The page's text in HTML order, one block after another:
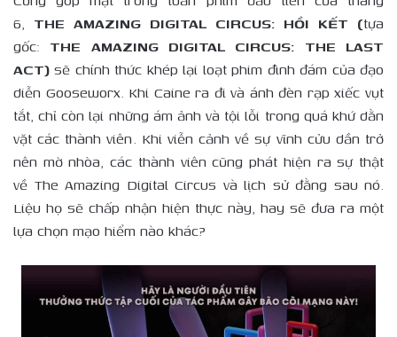
6, THE AMAZING DIGITAL CIRCUS: HỒI KẾT (tựa
gốc: THE AMAZING DIGITAL CIRCUS: THE LAST
ACT)sẽ chính thức khép lại loạt phim đình đám của đạo
diễn Gooseworx. Khi Caine ra đi và ánh đèn rạp xiếc vụt
tắt, chỉ còn lại những ám ảnh và tội lỗi trong quá khứ dằn
vặt các thành viên. Khi viễn cảnh về sự vĩnh cửu dần trở
nên mờ nhòa, các thành viên cũng phát hiện ra sự thật
về The Amazing Digital Circus và lịch sử đằng sau nó.
Liệu họ sẽ chấp nhận hiện thực này, hay sẽ đưa ra một
lựa chọn mạo hiểm nào khác?